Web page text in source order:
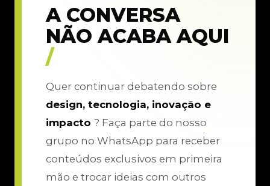
A CONVERSA
NÃO ACABA AQUI
/
Quer continuar debatendo sobre
design, tecnologia, inovação e
impacto ? Faça parte do nosso
grupo no WhatsApp para receber
conteúdos exclusivos em primeira
mão e trocar ideias com outros